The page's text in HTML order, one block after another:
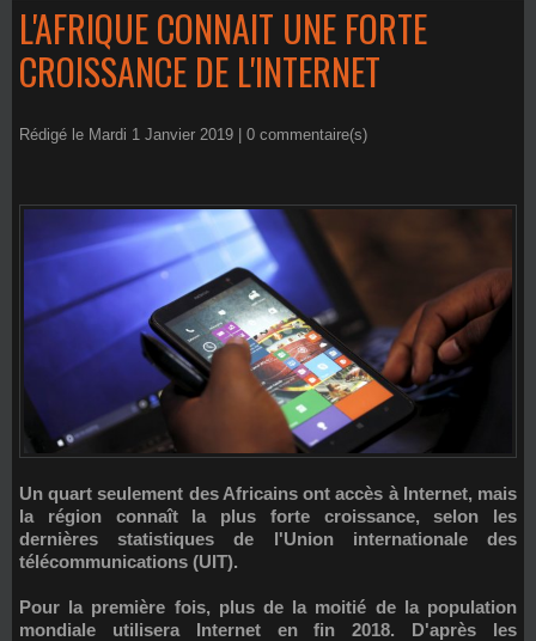
L'AFRIQUE CONNAIT UNE FORTE
CROISSANCE DE L'INTERNET
Rédigé le Mardi 1 Janvier 2019 | 0 commentaire(s)
Un quart seulement des Africains ont accès à Internet, mais
la région connaît la plus forte croissance, selon les
dernières statistiques de l'Union internationale des
télécommunications (UIT).
Pour la première fois, plus de la moitié de la population
mondiale utilisera Internet en fin 2018. D'après les